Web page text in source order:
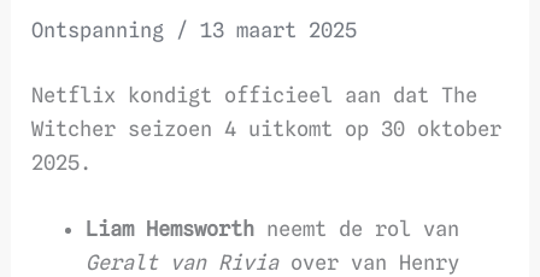
Ontspanning /13 maart 2025
Netflix kondigt officieel aan dat The
Witcher seizoen 4 uitkomt op 30 oktober
2025.
Liam Hemsworth neemt de rol van
Geralt van Riviaover van Henry